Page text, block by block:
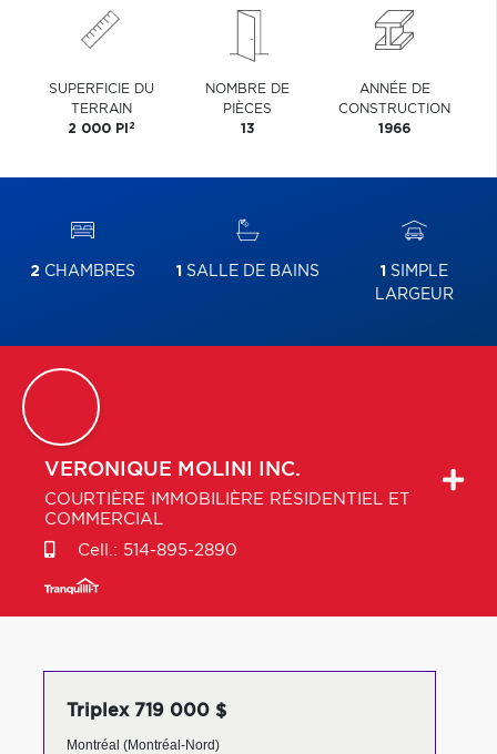
SUPERFICIE DU
TERRAIN
2 000 PI 2
NOMBRE DE
PIÈCES
13
ANNÉE DE
CONSTRUCTION
1966
2 CHAMBRES 1 SALLE DE BAINS 1 SIMPLE
LARGEUR
VERONIQUE MOLINI INC.
COURTIÈRE IMMOBILIÈRE RÉSIDENTIEL ET
COMMERCIAL
Cell.: 514-895-2890
Triplex 719 000 $
Montréal (Montréal-Nord)